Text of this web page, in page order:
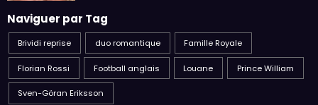
Naviguer par Tag
Brividi reprise duo romantique Famille Royale
Florian Rossi Football anglais Louane Prince William
Sven-Göran Eriksson